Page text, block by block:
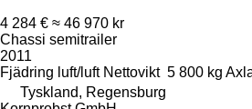
4 284 € ≈ 46 970 kr
Chassi semitrailer
2011
Fjädring luft/luft Nettovikt 5 800 kg
Tyskland, Regensburg